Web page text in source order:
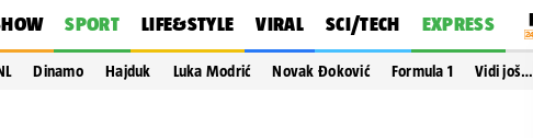
SPORT LIFE&STYLE VIRAL SCI/TECH EXPRESS
Dinamo Hajduk Luka Modrić Novak Đoković Formula 1 Vidi još…